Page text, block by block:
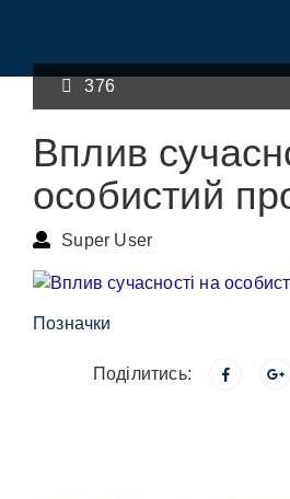
376
Вплив
особистий
Super User
Позначки
Поділитись: